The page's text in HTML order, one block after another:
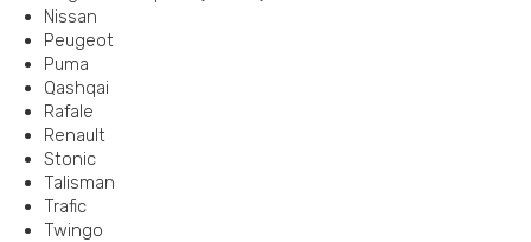
Nissan
Peugeot
Puma
Qashqai
Rafale
Renault
Stonic
Talisman
Trafic
Twingo